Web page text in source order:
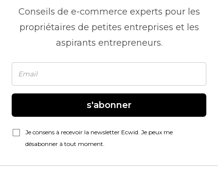
Conseils de e-commerce experts pour les
propriétaires de petites entreprises et les
aspirants entrepreneurs.
s'abonner
Je consens à recevoir la newsletter Ecwid. Je peux me
désabonner à tout moment.